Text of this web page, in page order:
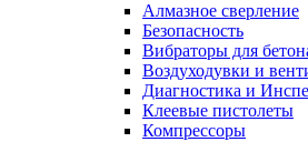
Алмазное сверление
Безопасность
Вибраторы для
Воздуходувки и
Диагностика и
Клеевые пистолеты
Компрессоры